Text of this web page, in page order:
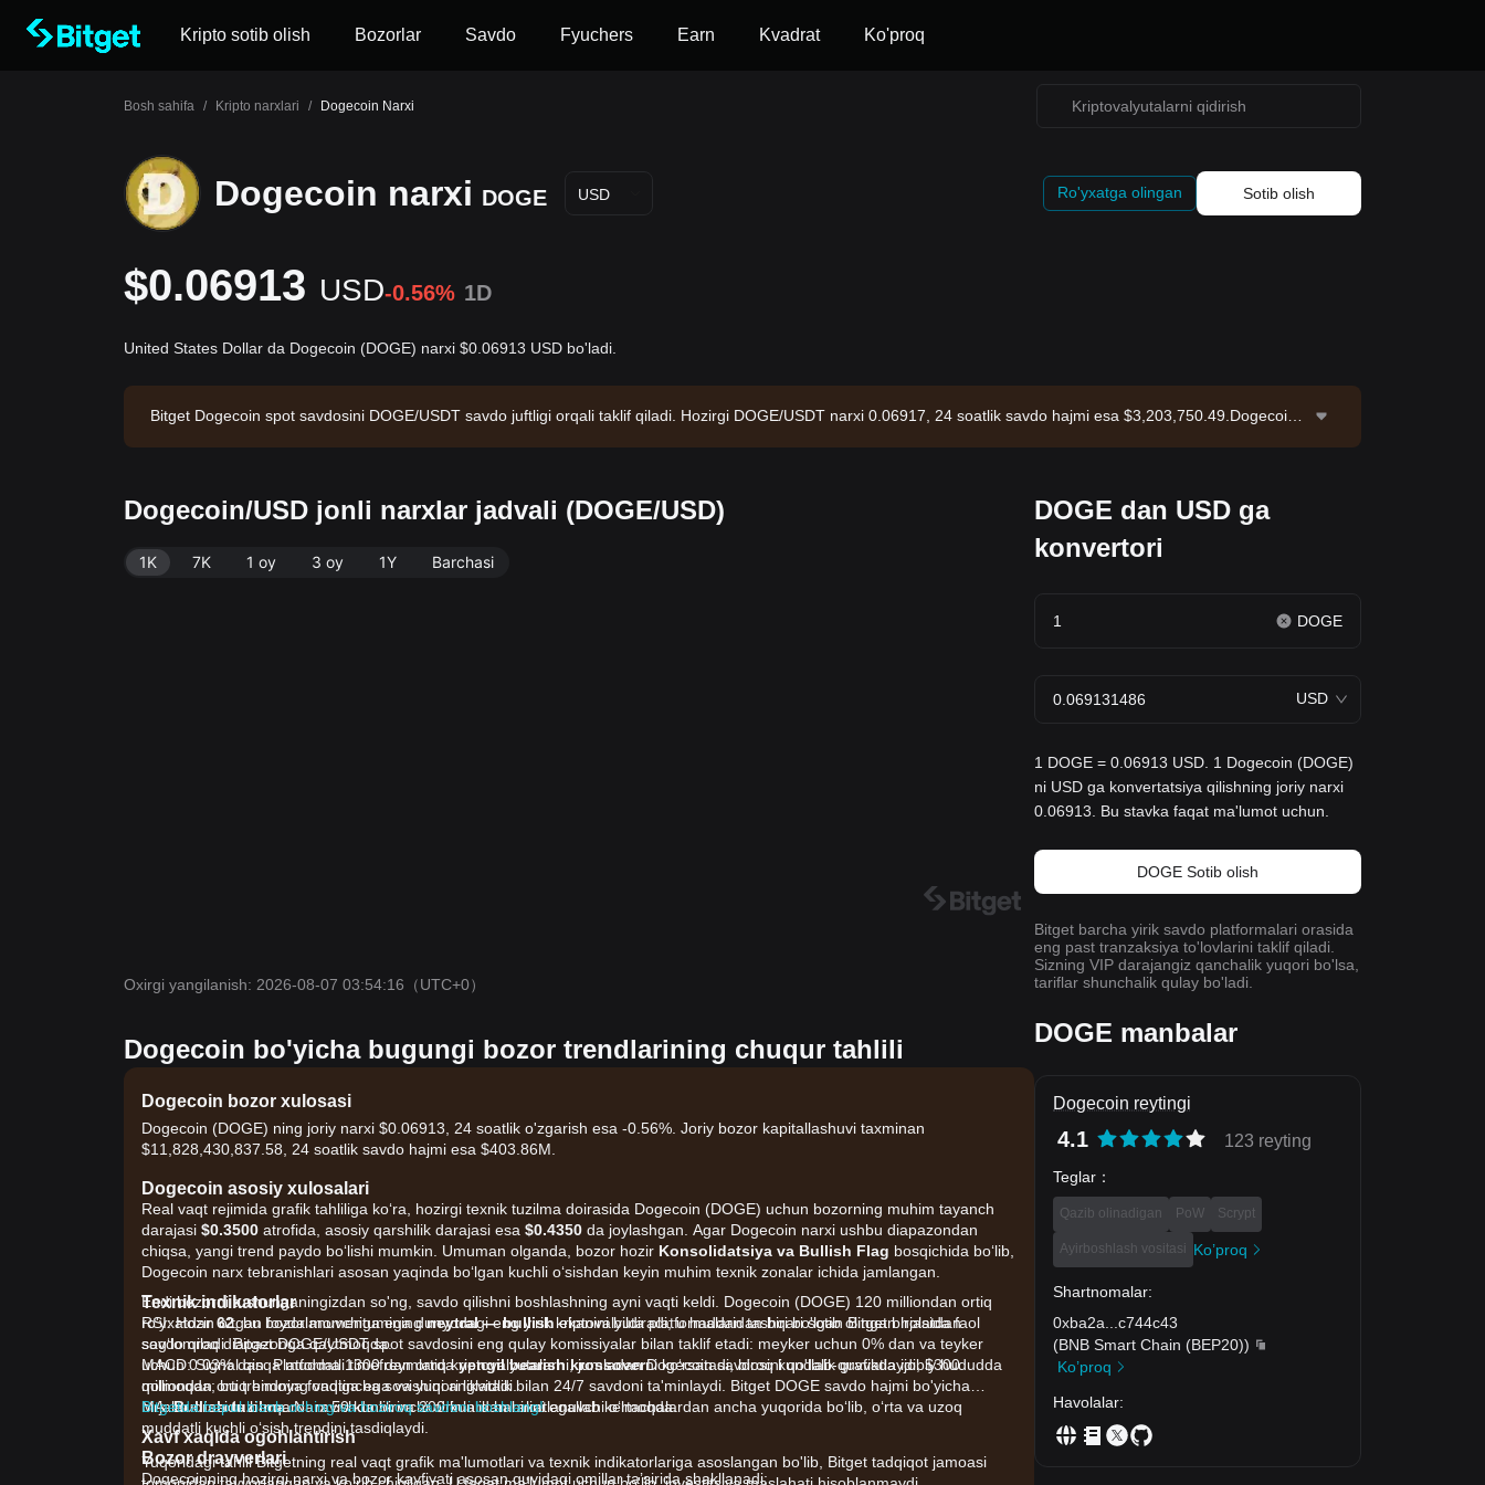
Kripto sotib olish Bozorlar Savdo Fyuchers Earn Kvadrat Ko'proq
Bosh sahifa / Kripto narxlari / Dogecoin Narxi
Dogecoin narxi DOGE USD Ro'yxatga olingan Sotib olish
$0.06913 USD-0.56% 1D
United States Dollar da Dogecoin (DOGE) narxi $0.06913 USD bo'ladi.
Bitget Dogecoin spot savdosini DOGE/USDT savdo juftligi orqali taklif qiladi. Hozirgi DOGE/USDT narxi 0.06917, 24 soatlik savdo hajmi esa $3,203,750.49.Dogecoin
Dogecoin/USD jonli narxlar jadvali (DOGE/USD)
1K 7K 1 oy 3 oy 1Y Barchasi
Oxirgi yangilanish: 2026-08-07 03:54:16 （UTC+0）
Dogecoin bo'yicha bugungi bozor trendlarining chuqur tahlili
Dogecoin bozor xulosasi
Dogecoin (DOGE) ning joriy narxi $0.06913, 24 soatlik o'zgarish esa -0.56%. Joriy bozor kapitallashuvi taxminan
$11,828,430,837.58, 24 soatlik savdo hajmi esa $403.86M.
Dogecoin asosiy xulosalari
Real vaqt rejimida grafik tahliliga ko‘ra, hozirgi texnik tuzilma doirasida Dogecoin (DOGE) uchun bozorning muhim tayanch
darajasi $0.3500 atrofida, asosiy qarshilik darajasi esa $0.4350 da joylashgan. Agar Dogecoin narxi ushbu diapazondan
chiqsa, yangi trend paydo bo‘lishi mumkin. Umuman olganda, bozor hozir Konsolidatsiya va Bullish Flag bosqichida bo‘lib,
Dogecoin narx tebranishlari asosan yaqinda bo‘lgan kuchli o‘sishdan keyin muhim texnik zonalar ichida jamlangan.
Texnik indikatorlar
RSI: Hozir62, bu bozor momentuminingneytral — bullishekanini bildiradi; u haddan tashqari sotib olingan holatdan
sog‘lomroq diapazonga qaytmoqda.
MACD: Signal qisqa muddatli timefreymlardayengil bearish krossoverni ko‘rsatadi, biroq kundalik grafikda ijobiy hududda
qolmoqda; bu trendning vaqtincha sovishini anglatadi.
MA:Bullish tuzilma. Narx 50 kunlik va 200 kunlik harakatlanuvchi o‘rtachalardan ancha yuqorida bo‘lib, o‘rta va uzoq
muddatli kuchli o‘sish trendini tasdiqlaydi.
Bozor drayverlari
Dogecoinning hozirgi narxi va bozor kayfiyati asosan quyidagi omillar ta’sirida shakllanadi:
Endi bozorni tushunganingizdan so'ng, savdo qilishni boshlashning ayni vaqti keldi. Dogecoin (DOGE) 120 milliondan ortiq
ro'yxatdan o'tgan foydalanuvchiga ega dunyodagi eng yirik kriptovalyuta platformalaridan biri bo'lgan Bitget birjasida faol
savdo qiladi. Bitget DOGE/USDT spot savdosini eng qulay komissiyalar bilan taklif etadi: meyker uchun 0% dan va teyker
uchun 0.03% dan. Platforma 1300 dan ortiq kriptovalyutalarni, jumladan Dogecoin savdosini qo'llab-quvvatlaydi, $300
milliondan ortiq himoya fondiga ega va yuqori likvidlik bilan 24/7 savdoni ta'minlaydi. Bitget DOGE savdo hajmi bo'yicha
birjalar orasida barqaror ravishda birinchi o'rinlardan birini egallab kelmoqda.
Bitgetda bepul hisob oching va hoziroq savdoni boshlang!
Xavf xaqida ogohlantirish
Yuqoridagi tahlil Bitgetning real vaqt grafik ma'lumotlari va texnik indikatorlariga asoslangan bo'lib, Bitget tadqiqot jamoasi
DOGE dan USD ga
konvertori
DOGE
USD
1 DOGE = 0.06913 USD. 1 Dogecoin (DOGE)
ni USD ga konvertatsiya qilishning joriy narxi
0.06913. Bu stavka faqat ma'lumot uchun.
DOGE Sotib olish
Bitget barcha yirik savdo platformalari orasida
eng past tranzaksiya to'lovlarini taklif qiladi.
Sizning VIP darajangiz qanchalik yuqori bo'lsa,
tariflar shunchalik qulay bo'ladi.
DOGE manbalar
Dogecoin reytingi
4.1 123 reyting
Teglar ：
Qazib olinadigan PoW Scrypt
Ayirboshlash vositasi Ko’proq
Shartnomalar:
0xba2a
c744c43
(BNB Smart Chain (BEP20))
Ko’proq
Havolalar: